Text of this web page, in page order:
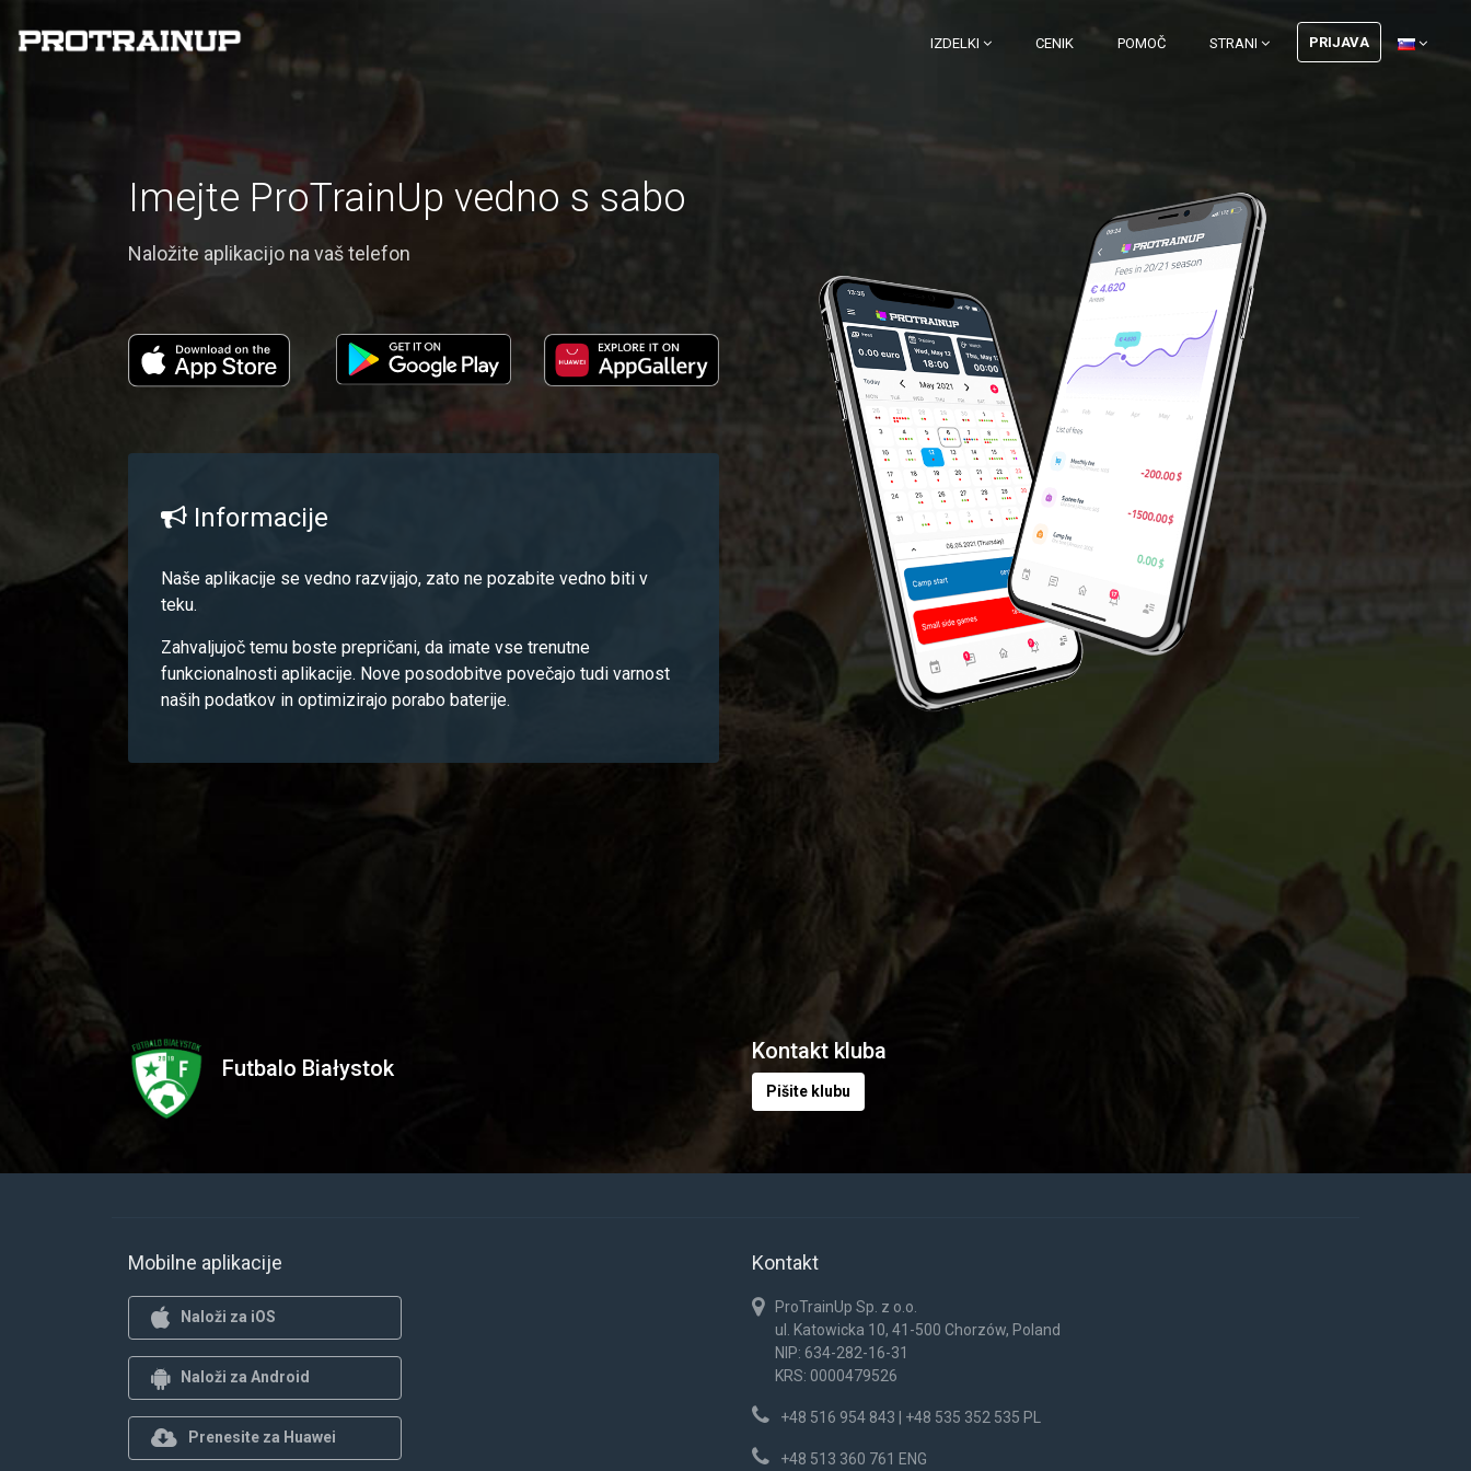
IZDELKI CENIK POMOČ STRANI PRIJAVA
Imejte ProTrainUp vedno s sabo
Naložite aplikacijo na vaš telefon
Informacije
Naše aplikacije se vedno razvijajo, zato ne pozabite vedno biti v
teku.
Zahvaljujoč temu boste prepričani, da imate vse trenutne
funkcionalnosti aplikacije. Nove posodobitve povečajo tudi varnost
naših podatkov in optimizirajo porabo baterije.
Futbalo Białystok
Kontakt kluba
Pišite klubu
Mobilne aplikacije
Naloži za iOS
Naloži za Android
Prenesite za Huawei
Kontakt
ProTrainUp Sp. z o.o.
ul. Katowicka 10, 41-500 Chorzów, Poland
NIP: 634-282-16-31
KRS: 0000479526
+48 516 954 843 | +48 535 352 535 PL
+48 513 360 761 ENG